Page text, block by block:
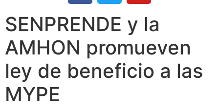
SENPRENDE y la
AMHON promueven
ley de beneficio a las
MYPE